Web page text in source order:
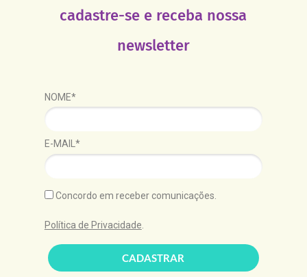
cadastre-se e receba nossa
newsletter
NOME*
E-MAIL*
Concordo em receber comunicações.
Política de Privacidade
CADASTRAR